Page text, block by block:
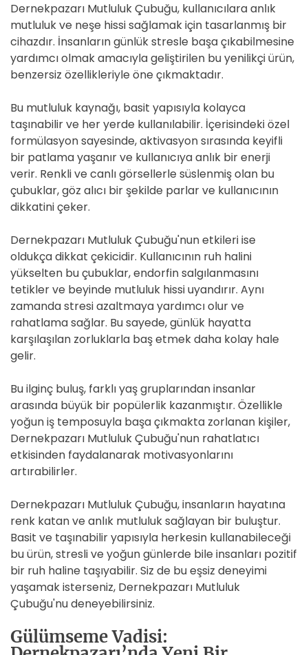
Dernekpazarı Mutluluk Çubuğu, kullanıcılara anlık
mutluluk ve neşe hissi sağlamak için tasarlanmış bir
cihazdır. İnsanların günlük stresle başa çıkabilmesine
yardımcı olmak amacıyla geliştirilen bu yenilikçi ürün,
benzersiz özellikleriyle öne çıkmaktadır.
Bu mutluluk kaynağı, basit yapısıyla kolayca
taşınabilir ve her yerde kullanılabilir. İçerisindeki özel
formülasyon sayesinde, aktivasyon sırasında keyifli
bir patlama yaşanır ve kullanıcıya anlık bir enerji
verir. Renkli ve canlı görsellerle süslenmiş olan bu
çubuklar, göz alıcı bir şekilde parlar ve kullanıcının
dikkatini çeker.
Dernekpazarı Mutluluk Çubuğu'nun etkileri ise
oldukça dikkat çekicidir. Kullanıcının ruh halini
yükselten bu çubuklar, endorfin salgılanmasını
tetikler ve beyinde mutluluk hissi uyandırır. Aynı
zamanda stresi azaltmaya yardımcı olur ve
rahatlama sağlar. Bu sayede, günlük hayatta
karşılaşılan zorluklarla baş etmek daha kolay hale
gelir.
Bu ilginç buluş, farklı yaş gruplarından insanlar
arasında büyük bir popülerlik kazanmıştır. Özellikle
yoğun iş temposuyla başa çıkmakta zorlanan kişiler,
Dernekpazarı Mutluluk Çubuğu'nun rahatlatıcı
etkisinden faydalanarak motivasyonlarını
artırabilirler.
Dernekpazarı Mutluluk Çubuğu, insanların hayatına
renk katan ve anlık mutluluk sağlayan bir buluştur.
Basit ve taşınabilir yapısıyla herkesin kullanabileceği
bu ürün, stresli ve yoğun günlerde bile insanları pozitif
bir ruh haline taşıyabilir. Siz de bu eşsiz deneyimi
yaşamak isterseniz, Dernekpazarı Mutluluk
Çubuğu'nu deneyebilirsiniz.
Gülümseme Vadisi: